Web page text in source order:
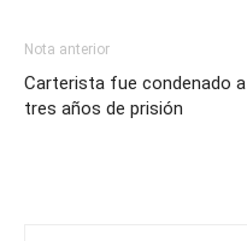
Nota anterior
Carterista fue condenado a
tres años de prisión